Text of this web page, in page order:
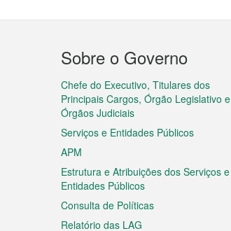
Menu
do
rodapé
Sobre o Governo
Chefe do Executivo, Titulares dos
Principais Cargos, Órgão Legislativo e
Órgãos Judiciais
Serviços e Entidades Públicos
APM
Estrutura e Atribuições dos Serviços e
Entidades Públicos
Consulta de Políticas
Relatório das LAG